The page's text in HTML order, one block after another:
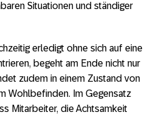
Situationen und ständiger
erledigt ohne sich auf eine
begeht am Ende nicht nur
zudem in einem Zustand von
Wohlbefinden. Im Gegensatz
Mitarbeiter, die Achtsamkeit